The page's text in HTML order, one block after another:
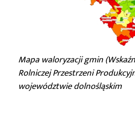
Mapa waloryzacji gmin
Rolniczej Przestrzeni
województwie dolnośląskim